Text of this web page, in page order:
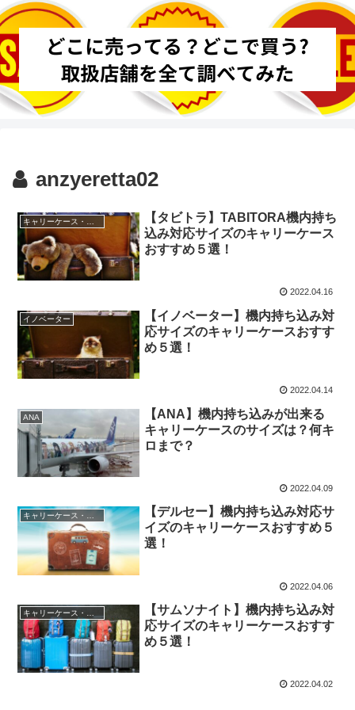
anzyeretta02
【タビトラ】TABITORA機内持ち
込み対応サイズのキャリーケース
おすすめ５選！
2022.04.16
イノベーター
【イノベーター】機内持ち込み対
応サイズのキャリーケースおすす
め５選！
2022.04.14
ANA
【ANA】機内持ち込みが出来る
キャリーケースのサイズは？何キ
ロまで？
2022.04.09
【デルセー】機内持ち込み対応サ
イズのキャリーケースおすすめ５
選！
2022.04.06
キャリーケース・スーツケースブランド
【サムソナイト】機内持ち込み対
応サイズのキャリーケースおすす
め５選！
2022.04.02